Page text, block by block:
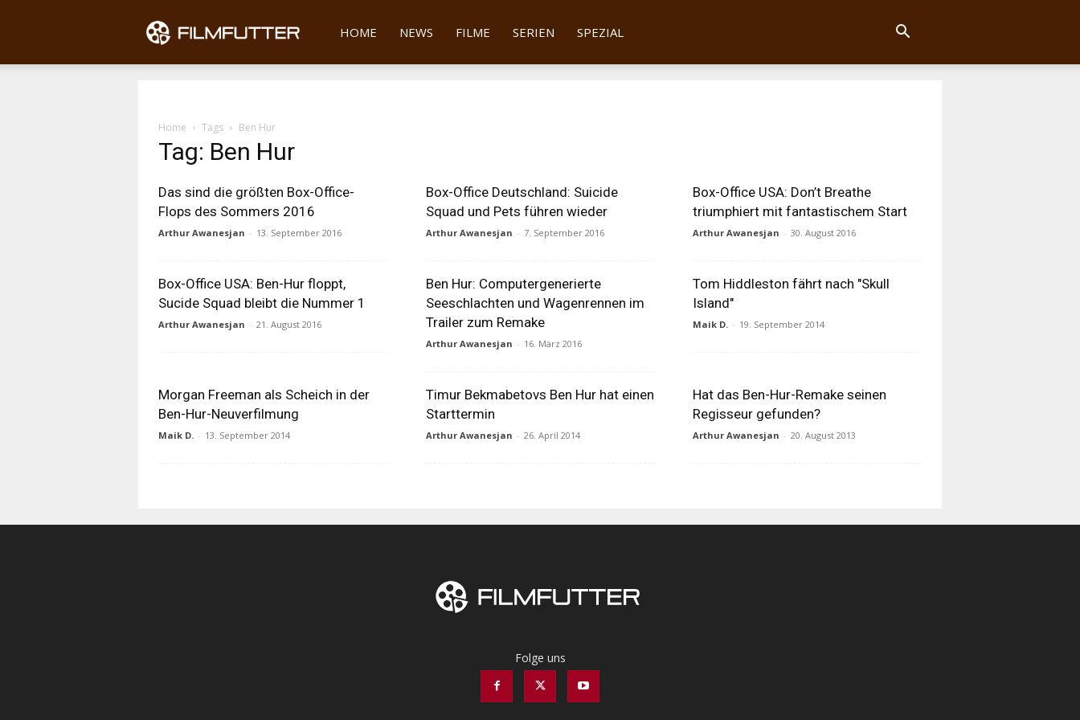
Filmfutter
HOME NEWS FILME SERIEN SPEZIAL
Home Tags Ben Hur
Tag: Ben Hur
Das sind die größten Box-Office-
Flops des Sommers 2016
Arthur Awanesjan - 13. September 2016
Box-Office Deutschland: Suicide
Squad und Pets führen wieder
Arthur Awanesjan - 7. September 2016
Box-Office USA: Don’t Breathe
triumphiert mit fantastischem Start
Arthur Awanesjan - 30. August 2016
Box-Office USA: Ben-Hur floppt,
Sucide Squad bleibt die Nummer 1
Arthur Awanesjan - 21. August 2016
Ben Hur: Computergenerierte
Seeschlachten und Wagenrennen im
Trailer zum Remake
Arthur Awanesjan - 16. März 2016
Tom Hiddleston fährt nach "Skull
Island"
Maik D. - 19. September 2014
Morgan Freeman als Scheich in der
Ben-Hur-Neuverfilmung
Maik D. - 13. September 2014
Timur Bekmabetovs Ben Hur hat einen
Starttermin
Arthur Awanesjan - 26. April 2014
Hat das Ben-Hur-Remake seinen
Regisseur gefunden?
Arthur Awanesjan - 20. August 2013
Folge uns